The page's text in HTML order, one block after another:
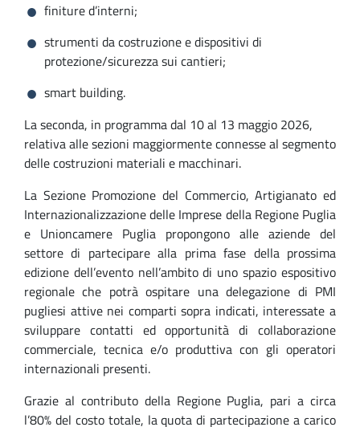
finiture d’interni;
strumenti da costruzione e dispositivi di
protezione/sicurezza sui cantieri;
smart building.
La seconda, in programma dal 10 al 13 maggio 2026,
relativa alle sezioni maggiormente connesse al segmento
delle costruzioni materiali e macchinari.
La Sezione Promozione del Commercio, Artigianato ed
Internazionalizzazione delle Imprese della Regione Puglia
e Unioncamere Puglia propongono alle aziende del
settore di partecipare alla prima fase della prossima
edizione dell’evento nell’ambito di uno spazio espositivo
regionale che potrà ospitare una delegazione di PMI
pugliesi attive nei comparti sopra indicati, interessate a
sviluppare contatti ed opportunità di collaborazione
commerciale, tecnica e/o produttiva con gli operatori
internazionali presenti.
Grazie al contributo della Regione Puglia, pari a circa
l’80% del costo totale, la quota di partecipazione a carico